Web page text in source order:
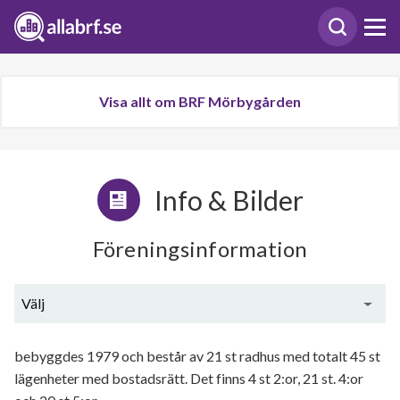
Visa allt om BRF Mörbygården
Info & Bilder
Föreningsinformation
Välj
bebyggdes 1979 och består av 21 st radhus med totalt 45 st
lägenheter med bostadsrätt. Det finns 4 st 2:or, 21 st. 4:or